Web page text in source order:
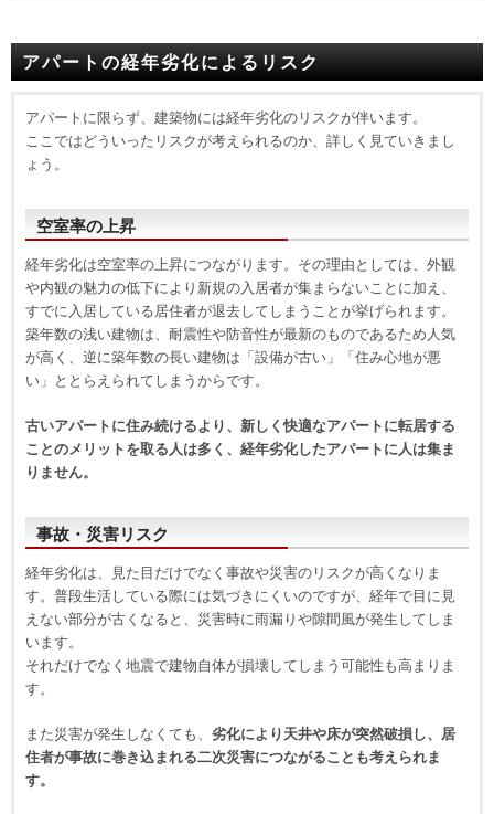
アパートの経年劣化によるリスク
アパートに限らず、建築物には経年劣化のリスクが伴います。
ここではどういったリスクが考えられるのか、詳しく見ていきまし
ょう。
空室率の上昇
経年劣化は空室率の上昇につながります。その理由としては、外観
や内観の魅力の低下により新規の入居者が集まらないことに加え、
すでに入居している居住者が退去してしまうことが挙げられます。
築年数の浅い建物は、耐震性や防音性が最新のものであるため人気
が高く、逆に築年数の長い建物は「設備が古い」「住み心地が悪
い」ととらえられてしまうからです。
古いアパートに住み続けるより、新しく快適なアパートに転居する
ことのメリットを取る人は多く、経年劣化したアパートに人は集ま
りません。
事故・災害リスク
経年劣化は、見た目だけでなく事故や災害のリスクが高くなりま
す。普段生活している際には気づきにくいのですが、経年で目に見
えない部分が古くなると、災害時に雨漏りや隙間風が発生してしま
います。
それだけでなく地震で建物自体が損壊してしまう可能性も高まりま
す。
また災害が発生しなくても、 劣化により天井や床が突然破損し、居
住者が事故に巻き込まれる二次災害につながることも考えられま
す。